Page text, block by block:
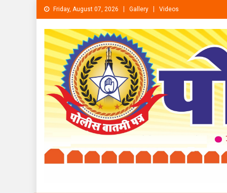
Skip to content
Friday, August 07, 2026 Gallery Videos